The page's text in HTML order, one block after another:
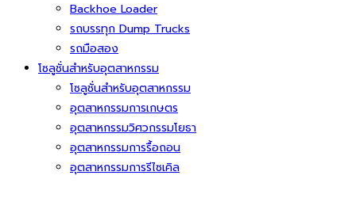
Backhoe Loader
รถบรรทุก Dump Trucks
รถมือสอง
โซลูชั่นสําหรับอุตสาหกรรม
โซลูชั่นสําหรับอุตสาหกรรม
อุตสาหกรรมการเกษตร
อุตสาหกรรมวิศวกรรมโยธา
อุตสาหกรรมการรื้อถอน
อุตสาหกรรมการรีไซเคิล